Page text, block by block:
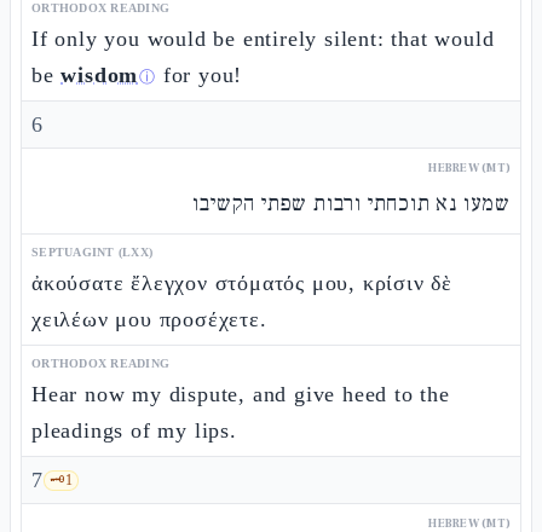
ORTHODOX READING
If only you would be entirely silent: that would
bewisdomⓘ for you!
6
HEBREW (MT)
שמעו נא תוכחתי ורבות שפתי הקשיבו
SEPTUAGINT (LXX)
ἀκούσατε ἔλεγχον στόματός μου, κρίσιν δὲ
χειλέων μου προσέχετε.
ORTHODOX READING
Hear now my dispute, and give heed to the
pleadings of my lips.
7 🗝️1
HEBREW (MT)